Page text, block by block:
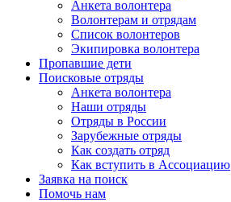
Анкета волонтера
Волонтерам и отрядам
Список волонтеров
Экипировка волонтера
Пропавшие дети
Поисковые отряды
Анкета волонтера
Наши отряды
Отряды в России
Зарубежные отряды
Как создать отряд
Как вступить в Ассоциацию
Заявка на поиск
Помочь нам